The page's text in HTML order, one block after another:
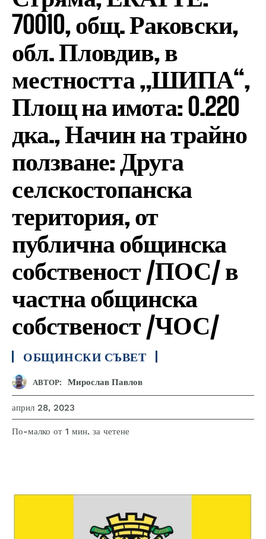
70010, общ. Раковски,
обл. Пловдив, в
местността „ШИПА“,
Площ на имота: 0.220
дка., Начин на трайно
ползване: Друга
селскостопанска
територия, от
публична общинска
собственост /ПОС/ в
частна общинска
собственост /ЧОС/
ОБЩИНСКИ СЪВЕТ
АВТОР: Мирослав Павлов
април 28, 2023
По-малко от 1 мин. за четене